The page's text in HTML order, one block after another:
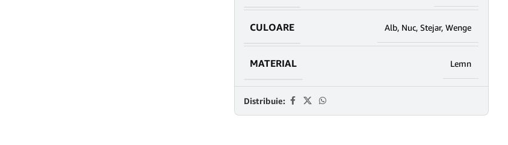
CULOARE Alb, Nuc, Stejar, Wenge
MATERIAL Lemn
Distribuie: